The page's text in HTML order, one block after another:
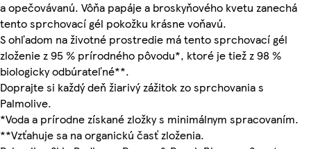
a opečovávanú. Vôňa papáje a broskyňového kvetu zanechá
tento sprchovací gél pokožku krásne voňavú.
S ohľadom na životné prostredie má tento sprchovací gél
zloženie z 95 % prírodného pôvodu*, ktoré je tiež z 98 %
biologicky odbúrateľné**.
Doprajte si každý deň žiarivý zážitok zo sprchovania s
Palmolive.
*Voda a prírodne získané zložky s minimálnym spracovaním.
**Vzťahuje sa na organickú časť zloženia.